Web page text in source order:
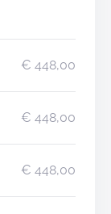
€ 448,00
€ 448,00
€ 448,00